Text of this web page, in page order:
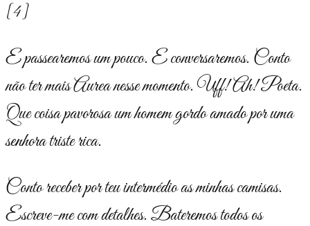
[4]
E passearemos um pouco. E conversaremos. Conto
não ter mais Aurea nesse momento. Uff! Ah! Poeta.
Que coisa pavorosa um homem gordo amado por uma
senhora triste rica.
Conto receber por teu intermédio as minhas camisas.
Escreve-me com detalhes. Bateremos todos os